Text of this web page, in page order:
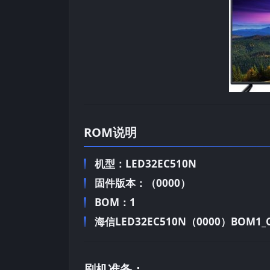
ROM说明
机型：LED32EC510N
固件版本：（0000）
BOM：1
海信LED32EC510N（0000）